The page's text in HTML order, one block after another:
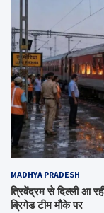
MADHYA PRADESH
त्रिवेंद्रम से दिल्ली आ
ब्रिगेड टीम मौके पर